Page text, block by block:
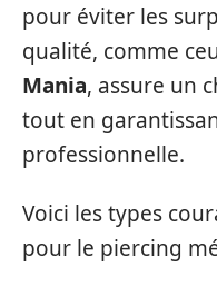
pour éviter les
qualité, comme
Mania, assure un
tout en
professionnelle.
Voici les types
pour le piercing